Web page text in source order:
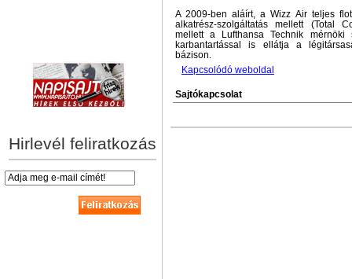
Hirlevél feliratkozás
A 2009-ben aláírt, a Wizz Air teljes
alkatrész-szolgáltatás mellett (Total
mellett a Lufthansa Technik mérnöki
karbantartással is ellátja a
bázison.
Kapcsolódó weboldal
Sajtókapcsolat